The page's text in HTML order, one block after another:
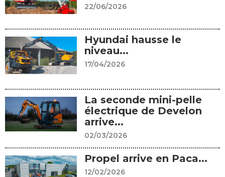
22/06/2026
Hyundai hausse le
niveau...
17/04/2026
La seconde mini-pelle
électrique de Develon
arrive...
02/03/2026
Propel arrive en Paca...
12/02/2026